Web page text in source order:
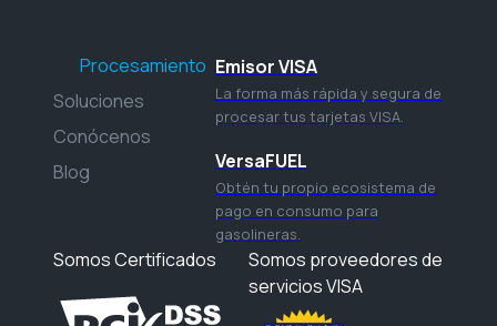
Procesamiento
Soluciones
Conócenos
Blog
Emisor VISA
La forma más rápida y segura de
procesar tus tarjetas VISA.
VersaFUEL
Obtén tu propio ecosistema de
pago en consumo para
gasolineras.
Somos Certificados
Somos proveedores de
servicios VISA